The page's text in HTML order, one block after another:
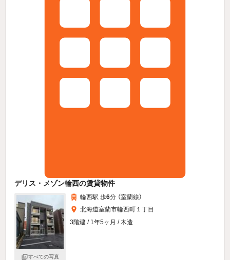
デリス・メゾン輪西の賃貸物件
すべての写真
輪西駅 歩6分 （室蘭線）
北海道室蘭市輪西町１丁目
3階建 / 1年5ヶ月 / 木造